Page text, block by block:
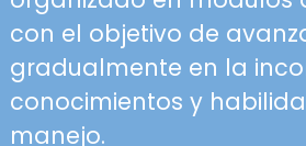
con el objetivo de
gradualmente en la
conocimientos y
manejo.